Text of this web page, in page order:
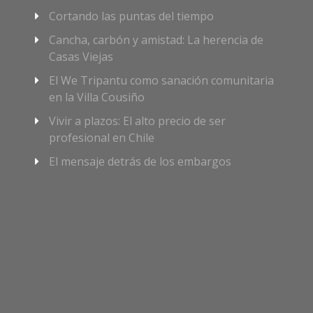
Cortando las puntas del tiempo
Cancha, carbón y amistad: La herencia de
Casas Viejas
El We Tripantu como sanación comunitaria
en la Villa Cousiño
Vivir a plazos: El alto precio de ser
profesional en Chile
El mensaje detrás de los embargos